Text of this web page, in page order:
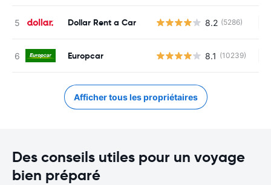
Dollar Rent a Car 8.2 (5286)
Europcar 8.1 (10239)
Afficher tous les propriétaires
Des conseils utiles pour un voyage
bien préparé